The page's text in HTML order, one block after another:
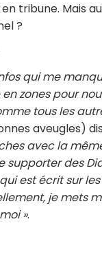
tribune. Mais
?
qui me
zones pour
tous les
aveugles)
avec la
des
est écrit sur
je mets
».